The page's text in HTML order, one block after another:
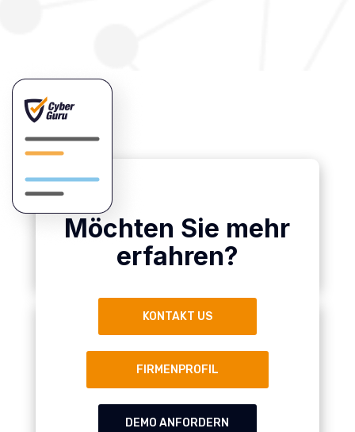
Möchten Sie mehr
erfahren?
KONTAKT US
FIRMENPROFIL
DEMO ANFORDERN